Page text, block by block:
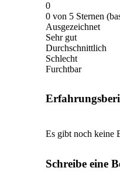
0
0 von 5 Sternen
Ausgezeichnet
Sehr gut
Durchschnittlich
Schlecht
Furchtbar
Es gibt noch keine
Schreibe eine